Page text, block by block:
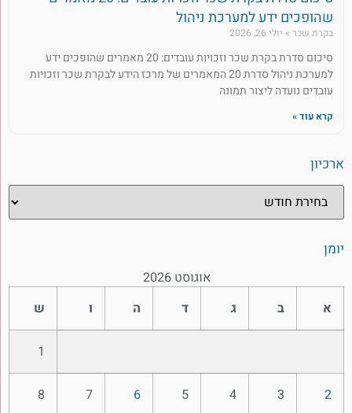
שהופכים ידע למערכת ניהול
בקרת שכר יולי 26, 2026
סיכום סדרת בקרת שכר וזכויות עובדים: 20 מאמרים שהופכים ידע
למערכת ניהול סדרת 20 המאמרים של מרכז הידע לבקרת שכר וזכויות
עובדים נועדה ליצור תמונה
קרא עוד »
ארכיון
יומן
אוגוסט 2026
א
ב ד ה ש
2
3
4
5
6
7
8